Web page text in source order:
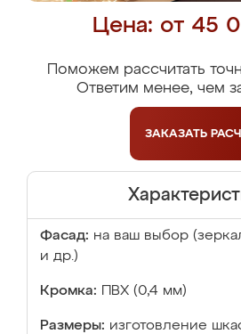
Цена: от 45
Поможем рассчитать
Ответим менее, чем
ЗАКАЗАТЬ
Фасад: на ваш выбор
и др.)
Кромка: ПВХ (0,4 мм)
Размеры: изготовление